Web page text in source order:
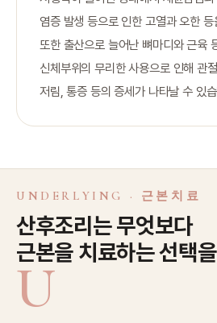
염증 발생 등으로 인한 고열과 오한
또한 출산으로 늘어난 뼈마디와 근육
신체부위의 무리한 사용으로 인해 관
저림, 통증 등의 증세가 나타날 수 있
UNDERLYING · 근본치료
산후조리는 무엇보다
근본을 치료하는 선택
U